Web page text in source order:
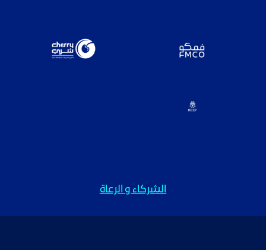
الشركاء و الرعاة